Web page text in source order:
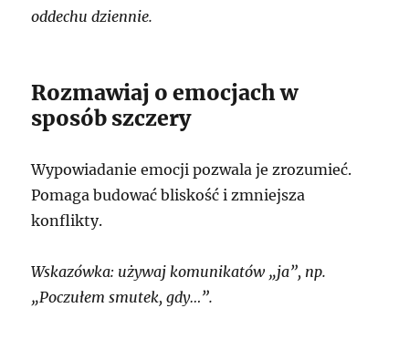
oddechu dziennie.
Rozmawiaj o emocjach w
sposób szczery
Wypowiadanie emocji pozwala je zrozumieć.
Pomaga budować bliskość i zmniejsza
konflikty.
Wskazówka: używaj komunikatów „ja”, np.
„Poczułem smutek, gdy…”.